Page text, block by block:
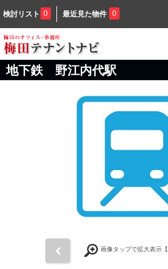
検討リスト 0 最近見た物件 0
地下鉄 野江内代駅
画像タップで拡大表示【